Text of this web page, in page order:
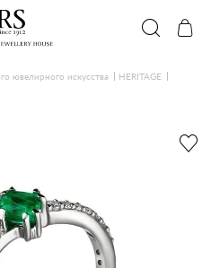
ювелирного искусства
HERITAGE